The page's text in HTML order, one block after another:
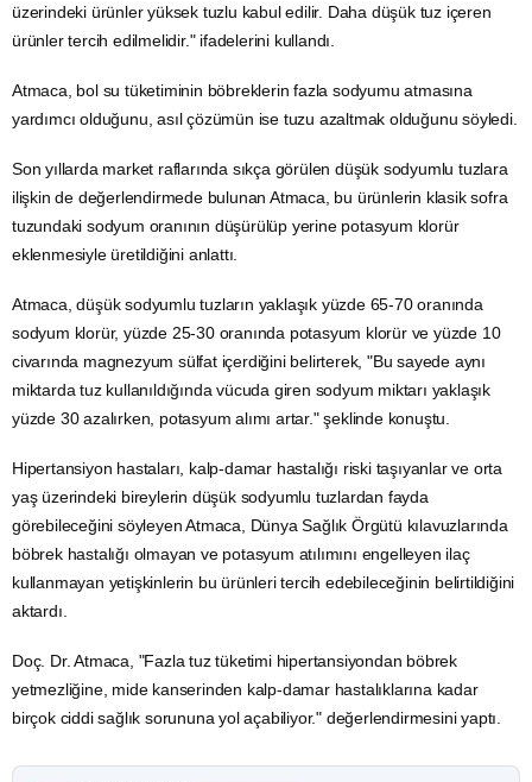
üzerindeki ürünler yüksek tuzlu kabul edilir. Daha düşük tuz içeren
ürünler tercih edilmelidir." ifadelerini kullandı.
Atmaca, bol su tüketiminin böbreklerin fazla sodyumu atmasına
yardımcı olduğunu, asıl çözümün ise tuzu azaltmak olduğunu söyledi.
Son yıllarda market raflarında sıkça görülen düşük sodyumlu tuzlara
ilişkin de değerlendirmede bulunan Atmaca, bu ürünlerin klasik sofra
tuzundaki sodyum oranının düşürülüp yerine potasyum klorür
eklenmesiyle üretildiğini anlattı.
Atmaca, düşük sodyumlu tuzların yaklaşık yüzde 65-70 oranında
sodyum klorür, yüzde 25-30 oranında potasyum klorür ve yüzde 10
civarında magnezyum sülfat içerdiğini belirterek, "Bu sayede aynı
miktarda tuz kullanıldığında vücuda giren sodyum miktarı yaklaşık
yüzde 30 azalırken, potasyum alımı artar." şeklinde konuştu.
Hipertansiyon hastaları, kalp-damar hastalığı riski taşıyanlar ve orta
yaş üzerindeki bireylerin düşük sodyumlu tuzlardan fayda
görebileceğini söyleyen Atmaca, Dünya Sağlık Örgütü kılavuzlarında
böbrek hastalığı olmayan ve potasyum atılımını engelleyen ilaç
kullanmayan yetişkinlerin bu ürünleri tercih edebileceğinin belirtildiğini
aktardı.
Doç. Dr. Atmaca, "Fazla tuz tüketimi hipertansiyondan böbrek
yetmezliğine, mide kanserinden kalp-damar hastalıklarına kadar
birçok ciddi sağlık sorununa yol açabiliyor." değerlendirmesini yaptı.